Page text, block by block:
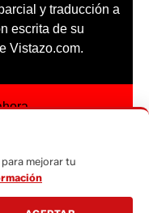
y traducción a
escrita de su
Vistazo.com.
mejorar tu